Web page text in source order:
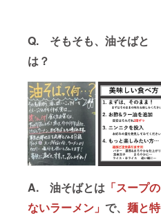
Q. そもそも、 油そばと
は？
A. 油そばとは 「スープの
ないラーメン」 で、 麺と特